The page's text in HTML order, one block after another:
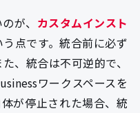
が、 カスタムインスト
う点です。統合前に必ず
、統合は不可逆的で、
ワークスペースを
が停止された場合、統